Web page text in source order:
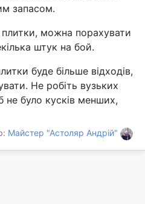
запасом.
можна порахувати
штук на бой.
буде більше відходів,
Не робіть вузьких
не було кусків менших,
Майстер "Астоляр Андрій"